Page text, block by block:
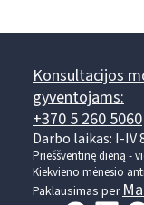
Konsultacijos
gyventojams:
+370 5 260 5060
Darbo laikas: I-IV
Prieššventinę dieną -
Kiekvieno mėnesio
Paklausimas per